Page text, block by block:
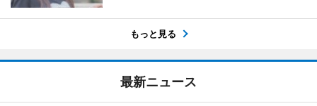
もっと見る
最新ニュース